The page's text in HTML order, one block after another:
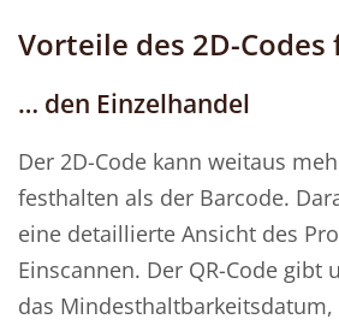
Vorteile des 2D-
… den Einzelhandel
Der 2D-Code kann weitaus
festhalten als der Barcode.
eine detaillierte Ansicht des
Einscannen. Der QR-Code gibt
das Mindesthaltbarkeitsdatum,